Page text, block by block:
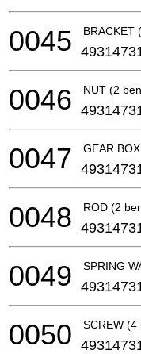
BRACKET
0045
NUT (2
0046
GEAR
0047
ROD (2
0048
SPRING
0049
SCREW (4
0050